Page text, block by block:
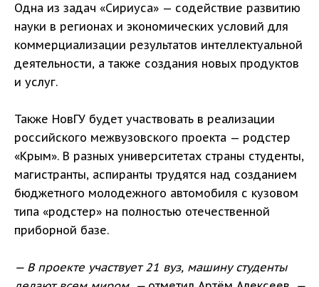
Одна из задач «Сириуса» — содействие развитию
науки в регионах и экономических условий для
коммерциализации результатов интеллектуальной
деятельности, а также создания новых продуктов
и услуг.
Также НовГУ будет участвовать в реализации
российского межвузовского проекта — родстер
«Крым». В разных университетах страны студенты,
магистранты, аспиранты трудятся над созданием
бюджетного молодежного автомобиля с кузовом
типа «родстер» на полностью отечественной
приборной базе.
— В проекте участвует 21 вуз, машину студенты